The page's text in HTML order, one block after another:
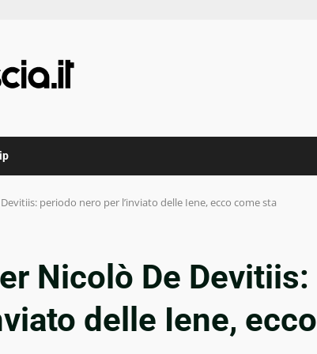
periodo nero per l’inviato delle Iene, ecco come sta
Nicolò De Devitiis:
delle Iene, ecco